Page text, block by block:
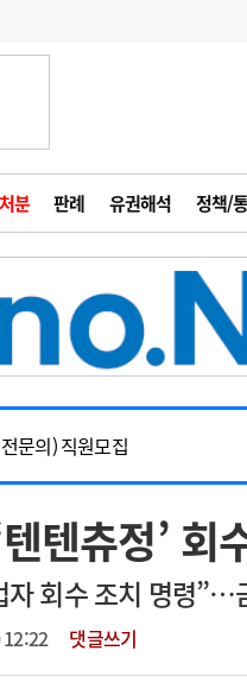
분 판례 유권해석 정책/
의 검색어
의사인력 수급 추계
AI의료
전공의 모집 결과
피플
중소병원
판례
법적고지
모집
제 임상의사 채용
문의) 직원모집
트1년차) 모집
집
제 임상의사 채용
텐츄정’
자 회수 조치 명령”…
댓글쓰기